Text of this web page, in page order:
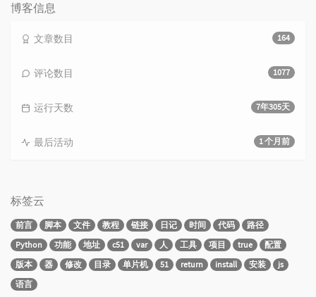
博客信息
164
文章数目
1077
评论数目
7年305天
运行天数
1 个月前
最后活动
标签云
前言 脚本 文件 教程 链接 日记 时间 代码
路径
Python
功能 地址 c51 var 人 工具 项目 true
配置
版本
器 修改 目录 单片机 51 return install 安装
js
语言